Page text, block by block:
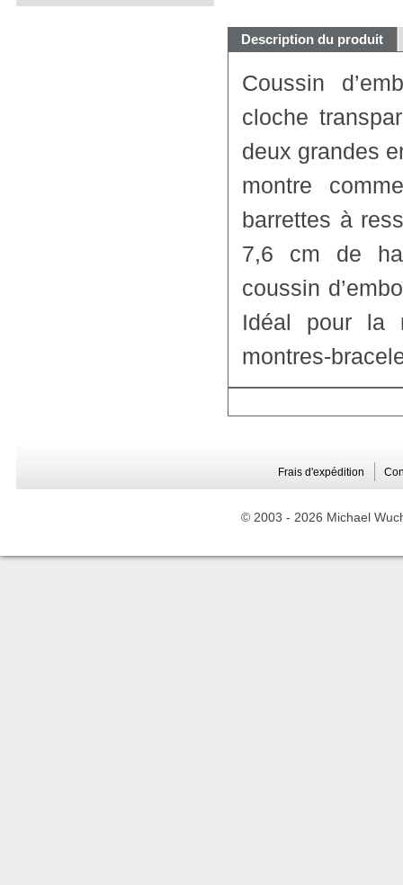
Description du produit
Coussin
cloche
deux grandes
montre
barrettes à
7,6 cm de
coussin
Idéal pour la
montres-
Frais d'expédition
© 2003 - 2026 Michael